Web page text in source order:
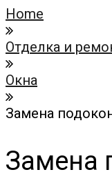
Home
Отделка и
Окна
Замена
Замена